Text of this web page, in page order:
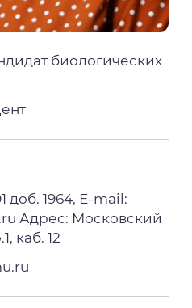
биологических
доб. 1964, E-mail:
Адрес: Московский
каб. 12